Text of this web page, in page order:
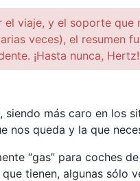
viaje, y el soporte
veces), el resumen
¡Hasta nunca, Hertz!
más caro en los
nos queda y la que
“gas” para coches
tienen, algunas sólo